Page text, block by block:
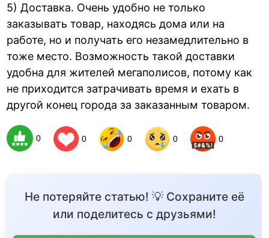
5) Доставка. Очень удобно не только
заказывать товар, находясь дома или на
работе, но и получать его незамедлительно в
тоже место. Возможность такой доставки
удобна для жителей мегаполисов, потому как
не приходится затрачивать время и ехать в
другой конец города за заказанным товаром.
0 0 0 0 0
Не потеряйте статью! 💡 Сохраните её
или поделитесь с друзьями!